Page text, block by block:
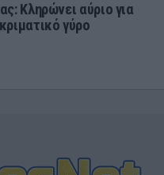
Κληρώνει αύριο για
γύρο